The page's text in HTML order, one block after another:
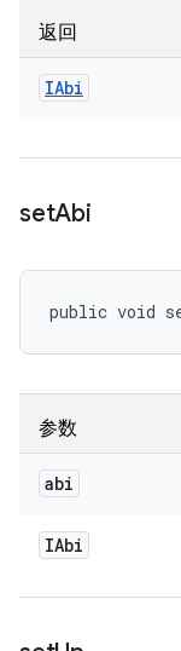
返回
IAbi
setAbi
public void
参数
abi
IAbi